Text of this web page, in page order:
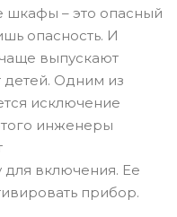
шкафы – это опасный
опасность. И
выпускают
Одним из
исключение
инженеры
включения. Ее
прибор.